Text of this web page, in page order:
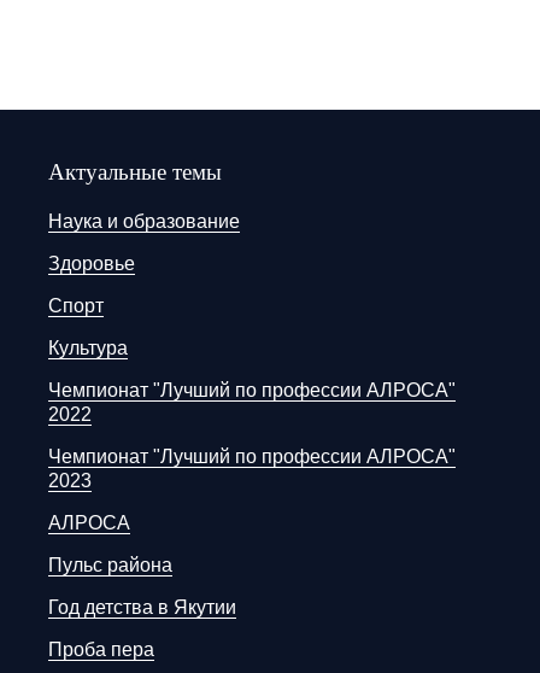
Актуальные темы
Наука и образование
Здоровье
Спорт
Культура
Чемпионат "Лучший по профессии АЛРОСА"
2022
Чемпионат "Лучший по профессии АЛРОСА"
2023
АЛРОСА
Пульс района
Год детства в Якутии
Проба пера